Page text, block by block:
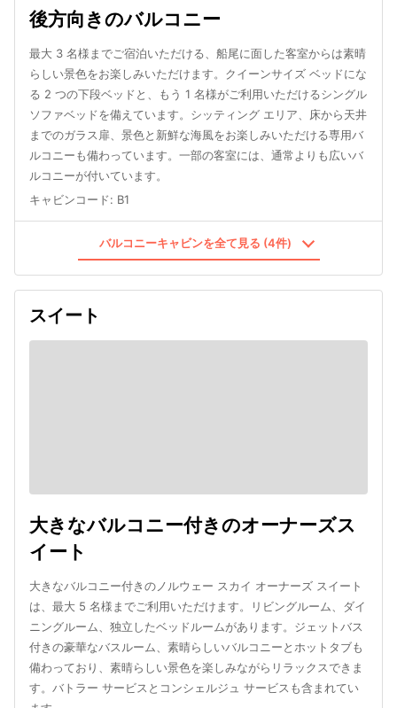
後方向きのバルコニー
最大 3 名様までご宿泊いただける、船尾に面した客室からは素晴
らしい景色をお楽しみいただけます。クイーンサイズ ベッドにな
る 2 つの下段ベッドと、もう 1 名様がご利用いただけるシングル
ソファベッドを備えています。シッティング エリア、床から天井
までのガラス扉、景色と新鮮な海風をお楽しみいただける専用バ
ルコニーも備わっています。一部の客室には、通常よりも広いバ
ルコニーが付いています。
キャビンコード: B1
バルコニーキャビンを全て見る (4件)
スイート
大きなバルコニー付きのオーナーズス
イート
大きなバルコニー付きのノルウェー スカイ オーナーズ スイート
は、最大 5 名様までご利用いただけます。リビングルーム、ダイ
ニングルーム、独立したベッドルームがあります。ジェットバス
付きの豪華なバスルーム、素晴らしいバルコニーとホットタブも
備わっており、素晴らしい景色を楽しみながらリラックスできま
す。バトラー サービスとコンシェルジュ サービスも含まれてい